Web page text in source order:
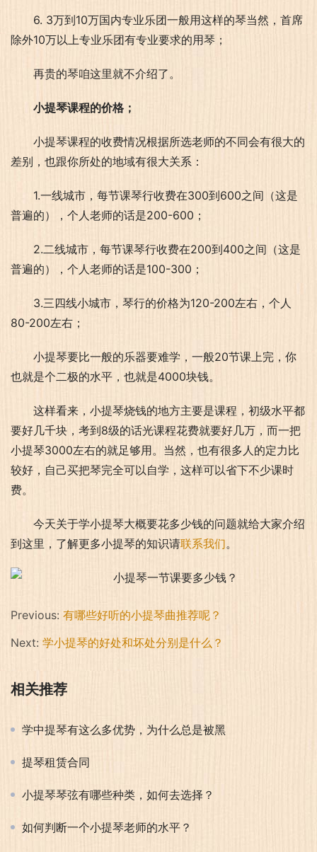
6. 3万到10万国内专业乐团一般用这样的琴当然，首席
除外10万以上专业乐团有专业要求的用琴；
再贵的琴咱这里就不介绍了。
小提琴课程的价格；
小提琴课程的收费情况根据所选老师的不同会有很大的
差别，也跟你所处的地域有很大关系：
1.一线城市，每节课琴行收费在300到600之间（这是
普遍的），个人老师的话是200-600；
2.二线城市，每节课琴行收费在200到400之间（这是
普遍的），个人老师的话是100-300；
3.三四线小城市，琴行的价格为120-200左右，个人
80-200左右；
小提琴要比一般的乐器要难学，一般20节课上完，你
也就是个二极的水平，也就是4000块钱。
这样看来，小提琴烧钱的地方主要是课程，初级水平都
要好几千块，考到8级的话光课程花费就要好几万，而一把
小提琴3000左右的就足够用。当然，也有很多人的定力比
较好，自己买把琴完全可以自学，这样可以省下不少课时
费。
今天关于学小提琴大概要花多少钱的问题就给大家介绍
到这里，了解更多小提琴的知识请联系我们。
Previous: 有哪些好听的小提琴曲推荐呢？
Next: 学小提琴的好处和坏处分别是什么？
相关推荐
学中提琴有这么多优势，为什么总是被黑
提琴租赁合同
小提琴琴弦有哪些种类，如何去选择？
如何判断一个小提琴老师的水平？